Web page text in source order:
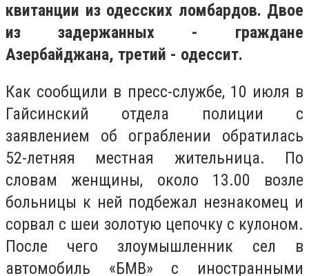
квитанции из одесских ломбардов. Двое
из задержанных - граждане
Азербайджана, третий - одессит.
Как сообщили в пресс-службе, 10 июля в
Гайсинский отдела полиции с
заявлением об ограблении обратилась
52-летняя местная жительница. По
словам женщины, около 13.00 возле
больницы к ней подбежал незнакомец и
сорвал с шеи золотую цепочку с кулоном.
После чего злоумышленник сел в
автомобиль «БМВ» с иностранными